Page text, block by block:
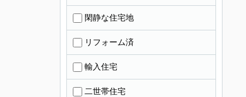
閑静な住宅地
リフォーム済
輸入住宅
二世帯住宅